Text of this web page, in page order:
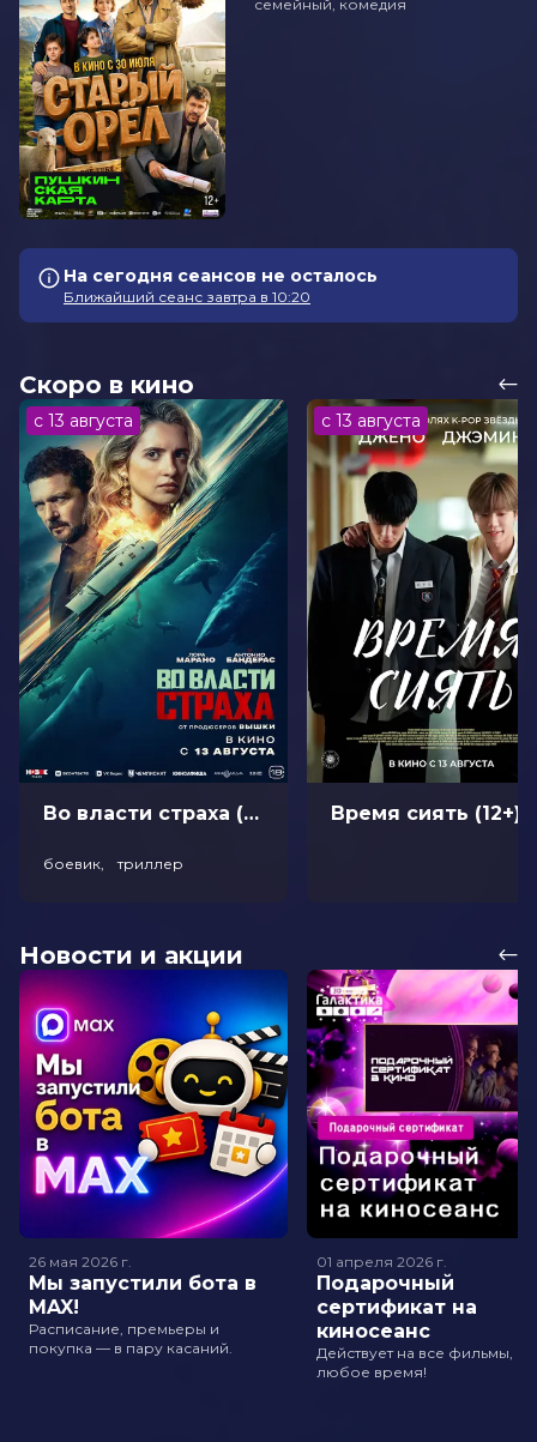
семейный, комедия
На сегодня сеансов не осталось
Ближайший сеанс завтра в 10:20
Скоро в кино
с 13 августа
Во власти страха (18+)
боевик, триллер
с 13 августа
Время сиять (12+)
Новости и акции
26 мая 2026 г.
Мы запустили бота в
MAX!
Расписание, премьеры и
покупка — в пару касаний.
01 апреля 2026 г.
Подарочный
сертификат на
киносеанс
Действует на все фильмы, в
любое время!